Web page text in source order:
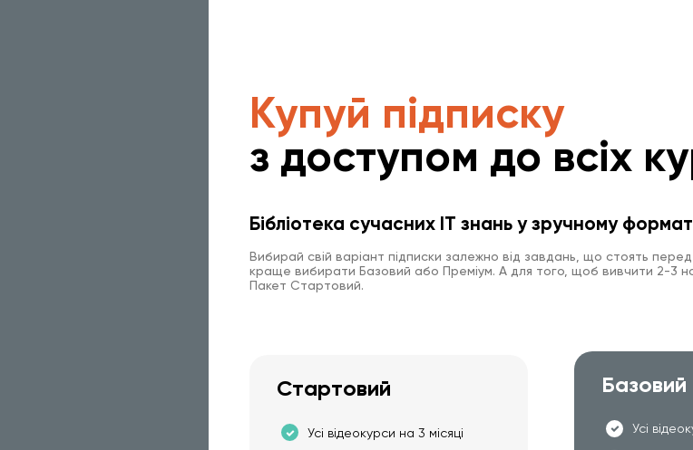
Купуй підписку
з доступом до всіх
Бібліотека сучасних IT знань у зручному
Вибирай свій варіант підписки залежно від завдань, що стоять
краще вибирати Базовий або Преміум. А для того, щоб вивчити 2-3
Пакет Стартовий.
Стартовий
Усі відеокурси на 3 місяці
Базовий
Усі